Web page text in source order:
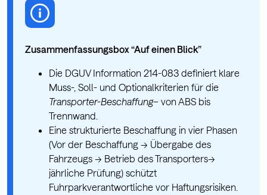
Zusammenfassungsbox “Auf einen Blick”
Die DGUV Information 214-083 definiert klare
Muss-, Soll- und Optionalkriterien für die
Transporter-Beschaffung– von ABS bis
Trennwand.
Eine strukturierte Beschaffung in vier Phasen
(Vor der Beschaffung → Übergabe des
Fahrzeugs → Betrieb des Transporters→
jährliche Prüfung) schützt
Fuhrparkverantwortliche vor Haftungsrisiken.